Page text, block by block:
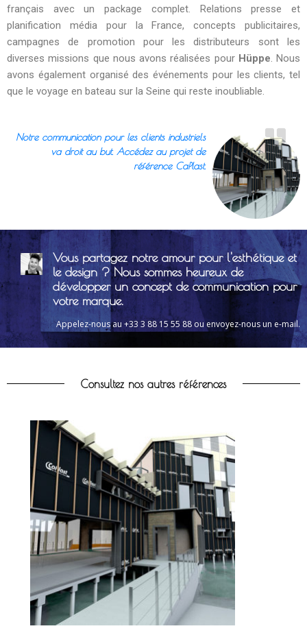
français avec un package complet. Relations presse et
planification média pour la France, concepts publicitaires,
campagnes de promotion pour les distributeurs sont les
diverses missions que nous avons réalisées pour Hüppe. Nous
avons également organisé des événements pour les clients, tel
que le voyage en bateau sur la Seine qui reste inoubliable.
Notre communication pour les clients industriels
va droit au but. Accédez au projet de
référence CaPlast.
Vous partagez notre amour pour l'esthétique et
le design ? Nous sommes heureux de
développer un concept de communication pour
votre marque.
Appelez-nous au +33 3 88 15 55 88 ou envoyez-nous un e-mail.
Consultez nos autres références